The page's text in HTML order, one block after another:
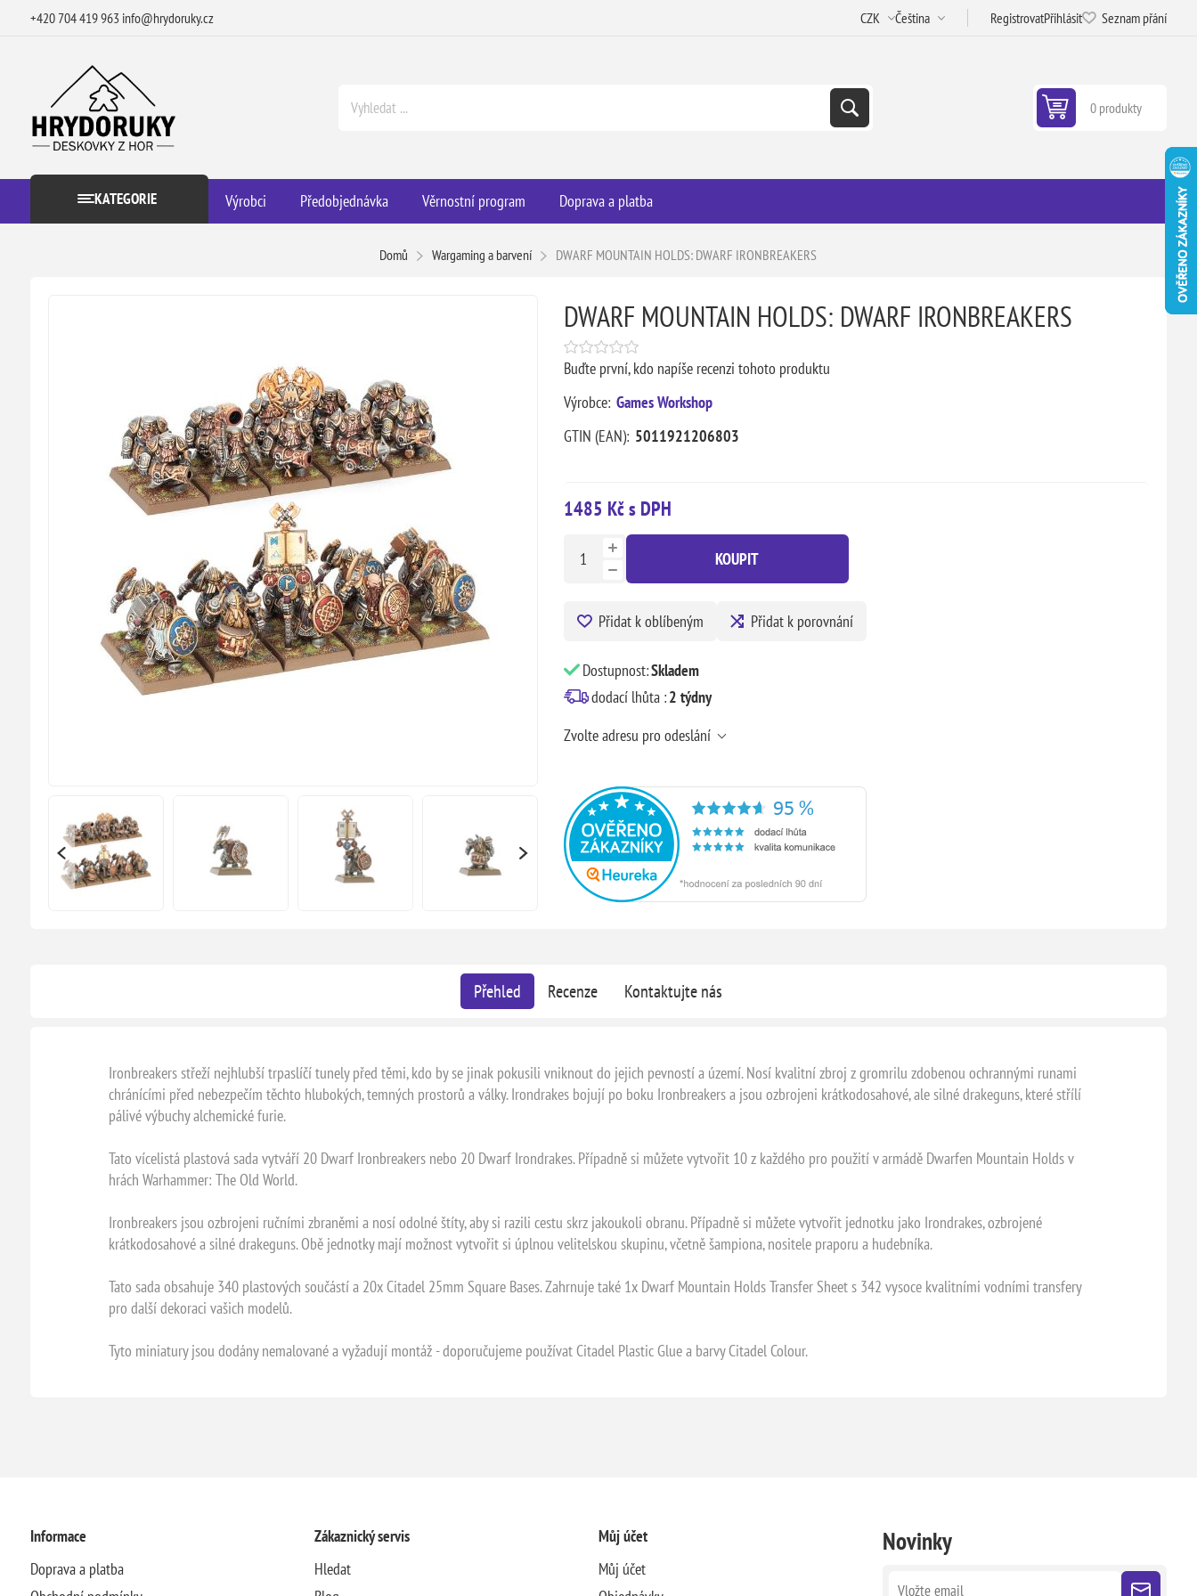
+420 704 419 963 info@hrydoruky.cz RegistrovatPřihlásit Seznam přání
0 produkty
KATEGORIE Výrobci Předobjednávka Věrnostní program Doprava a platba
Domů Wargaming a barvení DWARF MOUNTAIN HOLDS: DWARF IRONBREAKERS
DWARF MOUNTAIN HOLDS: DWARF IRONBREAKERS
Buďte první, kdo napíše recenzi tohoto produktu
Výrobce: Games Workshop
GTIN (EAN): 5011921206803
1485 Kč s DPH
KOUPIT
Přidat k oblíbeným Přidat k porovnání
Dostupnost:Skladem
dodací lhůta :2 týdny
Zvolte adresu pro odeslání
Přehled Recenze Kontaktujte nás
Ironbreakers střeží nejhlubší trpaslíčí tunely před těmi, kdo by se jinak pokusili vniknout do jejich pevností a území. Nosí kvalitní zbroj z gromrilu zdobenou ochrannými runami
chránícími před nebezpečím těchto hlubokých, temných prostorů a války. Irondrakes bojují po boku Ironbreakers a jsou ozbrojeni krátkodosahové, ale silné drakeguns, které střílí
pálivé výbuchy alchemické furie.
Tato vícelistá plastová sada vytváří 20 Dwarf Ironbreakers nebo 20 Dwarf Irondrakes. Případně si můžete vytvořit 10 z každého pro použití v armádě Dwarfen Mountain Holds v
hrách Warhammer: The Old World.
Ironbreakers jsou ozbrojeni ručními zbraněmi a nosí odolné štíty, aby si razili cestu skrz jakoukoli obranu. Případně si můžete vytvořit jednotku jako Irondrakes, ozbrojené
krátkodosahové a silné drakeguns. Obě jednotky mají možnost vytvořit si úplnou velitelskou skupinu, včetně šampiona, nositele praporu a hudebníka.
Tato sada obsahuje 340 plastových součástí a 20x Citadel 25mm Square Bases. Zahrnuje také 1x Dwarf Mountain Holds Transfer Sheet s 342 vysoce kvalitními vodními transfery
pro další dekoraci vašich modelů.
Tyto miniatury jsou dodány nemalované a vyžadují montáž - doporučujeme používat Citadel Plastic Glue a barvy Citadel Colour.
Informace
Doprava a platba
Zákaznický servis
Hledat
Můj účet
Můj účet
Novinky